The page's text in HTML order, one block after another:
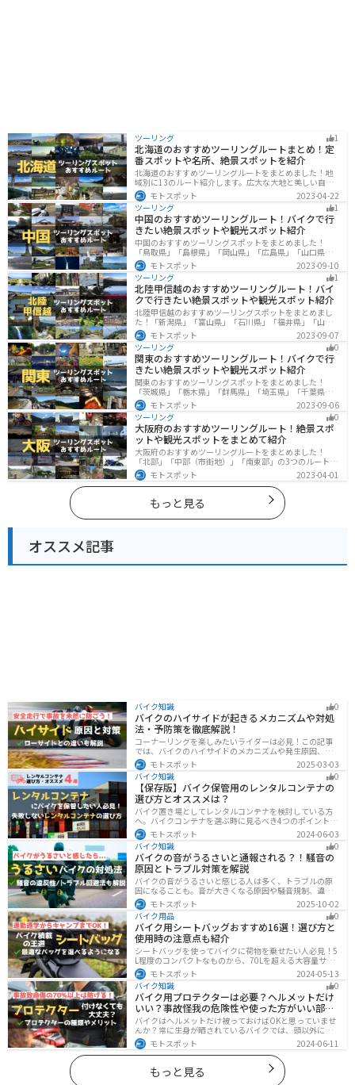
ツーリング 1
北海道のおすすめツーリングルートまとめ！定
番スポットや名所、絶景スポットを紹介
北海道のおすすめツーリングルートをまとめました！地
域別に13のルート紹介します。広大な大地と美しい自然
が広がり、四季折々の魅力を楽しめる観光スポットが数
多くあります。バイクで北海道にツーリングに行く際は
参考にしてください。
モトスポット
2023-04-22
ツーリング
1
中国のおすすめツーリングルート！バイクで行
きたい絶景スポットや観光スポット紹介
中国のおすすめツーリングスポットをまとめました！
「鳥取県」「島根県」「岡山県」「広島県」「山口県」
の各県の観光地紹介します。自然豊かな山々や湖、温泉
地が点在し、四季折々の景色を楽しめるスポットが多数
あります。バイクで中国にツーリングに行く際は参考に
してください。
モトスポット
2023-09-10
ツーリング
1
北陸甲信越のおすすめツーリングルート！バイ
クで行きたい絶景スポットや観光スポット紹介
北陸甲信越のおすすめツーリングスポットをまとめまし
た！「新潟県」「富山県」「石川県」「福井県」「山梨
県」「長野県」の各県の観光地紹介します。自然豊かな
山々や湖、温泉地が点在し、四季折々の景色を楽しめる
スポットが多数あります。バイクで北陸甲信越にツーリ
ングに行く際は参考にしてください。
モトスポット
2023-09-07
ツーリング
0
関東のおすすめツーリングルート！バイクで行
きたい絶景スポットや観光スポット紹介
関東のおすすめツーリングスポットをまとめました！
「茨城県」「栃木県」「群馬県」「埼玉県」「千葉県」
「東京都」「神奈川県」の各県の観光地紹介します。自
然豊かな山々や湖、温泉地が点在し、四季折々の景色を
楽しめるスポットが多数あります。バイクで関東にツー
リングに行く際は参考にしてください。
モトスポット
2023-09-06
ツーリング
0
大阪府のおすすめツーリングルート！絶景スポ
ットや観光スポットをまとめて紹介
大阪府のおすすめツーリングルートをまとめました！
「北部」「中部（市街地）」「南東部」の3つのルート紹
介します。歴史と近代が融合した魅力的なエリアで様々
な楽しみ方ができます。バイクで大阪府にツーリングに
行く際は参考にしてください。
モトスポット 2023-04-01
もっと見る
オススメ記事
バイク知識 0
バイクのハイサイドが起きるメカニズムや対処
法・予防策を徹底解説！
コーナーリングを楽しみたいライダーは必見！この記事
では、バイクのハイサイドのメカニズムや発生原因、対
処法、予防策を解説しています。実は、バイクのハイサ
イドは危険な現象ですが、正しい知識と対策で防ぐこと
が可能です。この記事を読めば、ハイサイドのリスクを
減らせます。
モトスポット
2025-03-03
バイク知識
0
【保存版】バイク保管用のレンタルコンテナの
選び方とオススメは？
バイク置き場としてレンタルコンテナを検討している方
へ。バイクコンテナを選ぶ時に見るべき4つのポイントと
オススメのレンタルコンテナ会社を徹底解説。これさえ
読めば自分に最適なレンタルコンテナを見つけることが
できます。
モトスポット
2024-06-03
バイク知識
0
バイクの音がうるさいと通報される？！騒音の
原因とトラブル対策を解説
バイクの音がうるさいと感じる人は多く、トラブルの原
因になることも。音が大きくなる原因や騒音規制、違反
になるケースを解説し、ライダーができるマナーや配慮
の方法、さらには他人のバイクが迷惑なときの正しい対
処法まで紹介します。バイク好きも、周囲の騒音に悩む
人も必見の内容です。
モトスポット
2025-10-02
バイク用品
0
バイク用シートバッグおすすめ16選！選び方と
使用時の注意点も紹介
シートバッグを使ってバイクに荷物を乗せたい人必見！5
L程度のコンパクトなものから、70Lを超える大容量サイ
ズまでシートバッグは種類が豊富です。用途に合わせて
選べば今よりもっと快適に荷物を運ぶことができます。
この記事でバッグの種類や選び方、オススメ商品を紹介
します。
モトスポット
2024-05-13
バイク知識
0
バイク用プロテクターは必要？ヘルメットだけ
いい？事故怪我の危険性や使った方がいい部位
も解説
バイクはヘルメットだけ被っておけばOKと思っていませ
んか？常に生身が晒されているバイクでは、頭以外にも
胸・背中・脚・腕など怪我のリスクが非常に高いです。
プロテクターをちゃんと付けていれば事故の致命傷の7
0%は防げると言われています。安全にバイクに乗るため
にプロテクターの種類やつけた方が良い部位などをまと
めました。
モトスポット 2024-06-11
もっと見る